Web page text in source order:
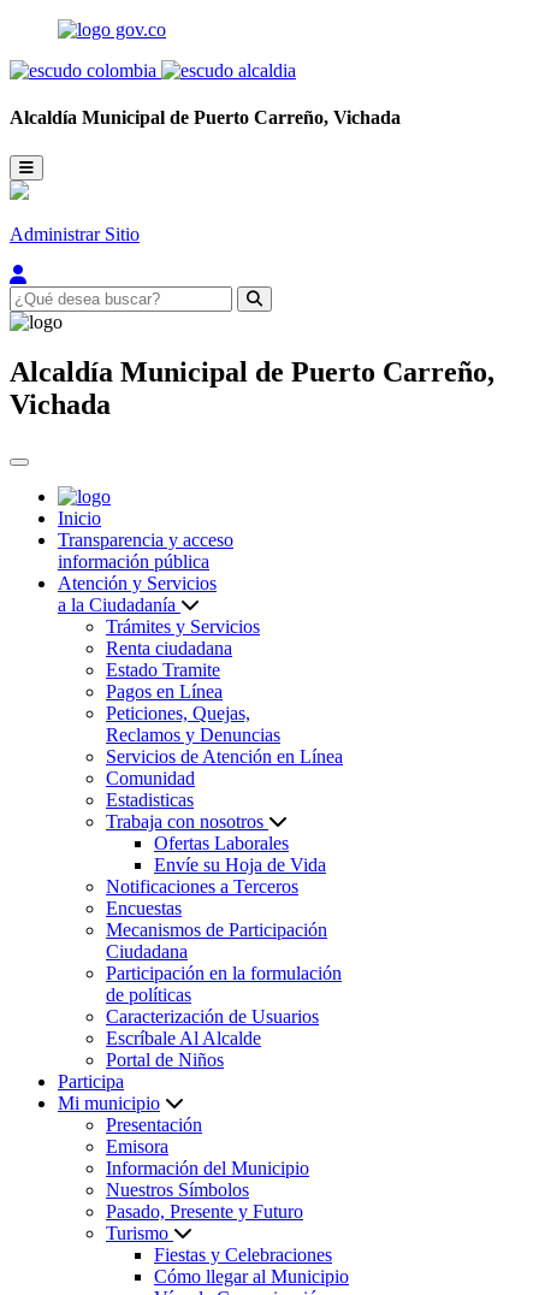
Alcaldía Municipal de Puerto Carreño, Vichada
Administrar Sitio
Alcaldía Municipal de Puerto Carreño,
Vichada
Inicio
Transparencia y acceso
información pública
Atención y Servicios
a la Ciudadanía
Trámites y Servicios
Renta ciudadana
Estado Tramite
Pagos en Línea
Peticiones, Quejas,
Reclamos y Denuncias
Servicios de Atención en Línea
Comunidad
Estadisticas
Trabaja con nosotros
Ofertas Laborales
Envíe su Hoja de Vida
Notificaciones a Terceros
Encuestas
Mecanismos de Participación
Ciudadana
Participación en la formulación
de políticas
Caracterización de Usuarios
Escríbale Al Alcalde
Portal de Niños
Participa
Mi municipio
Presentación
Emisora
Información del Municipio
Nuestros Símbolos
Pasado, Presente y Futuro
Turismo
Fiestas y Celebraciones
Cómo llegar al Municipio